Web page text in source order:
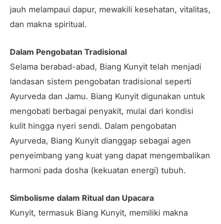
jauh melampaui dapur, mewakili kesehatan, vitalitas,
dan makna spiritual.
Dalam Pengobatan Tradisional
Selama berabad-abad, Biang Kunyit telah menjadi
landasan sistem pengobatan tradisional seperti
Ayurveda dan Jamu. Biang Kunyit digunakan untuk
mengobati berbagai penyakit, mulai dari kondisi
kulit hingga nyeri sendi. Dalam pengobatan
Ayurveda, Biang Kunyit dianggap sebagai agen
penyeimbang yang kuat yang dapat mengembalikan
harmoni pada dosha (kekuatan energi) tubuh.
Simbolisme dalam Ritual dan Upacara
Kunyit, termasuk Biang Kunyit, memiliki makna